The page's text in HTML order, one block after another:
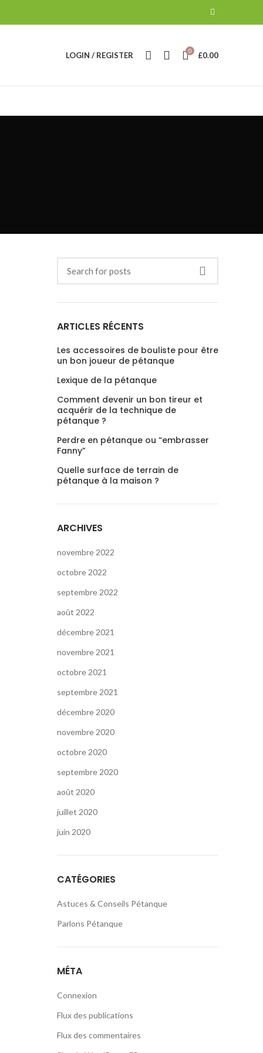
LOGIN / REGISTER 0 £0.00
ARTICLES RÉCENTS
Les accessoires de bouliste pour être
un bon joueur de pétanque
Lexique de la pétanque
Comment devenir un bon tireur et
acquérir de la technique de
pétanque ?
Perdre en pétanque ou “embrasser
Fanny”
Quelle surface de terrain de
pétanque à la maison ?
ARCHIVES
novembre 2022
octobre 2022
septembre 2022
août 2022
décembre 2021
novembre 2021
octobre 2021
septembre 2021
décembre 2020
novembre 2020
octobre 2020
septembre 2020
août 2020
juillet 2020
juin 2020
CATÉGORIES
Astuces & Conseils Pétanque
Parlons Pétanque
MÉTA
Connexion
Flux des publications
Flux des commentaires